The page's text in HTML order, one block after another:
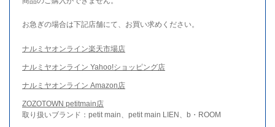
お急ぎの場合は下記店舗にて、お買い求めください。
ナルミヤオンライン楽天市場店
ナルミヤオンライン Yahoo!ショッピング店
ナルミヤオンライン Amazon店
ZOZOTOWN petitmain店
取り扱いブランド：petit main、petit main LIEN、b・ROOM